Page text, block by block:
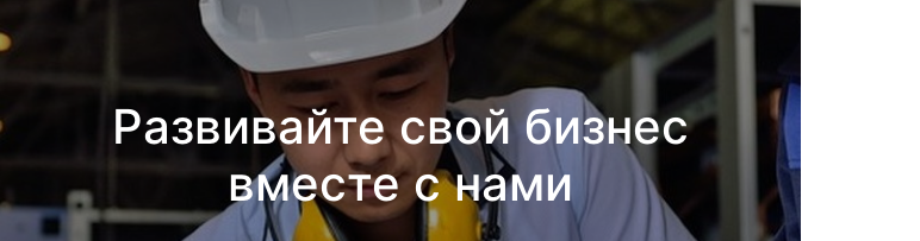
Развивайте свой бизнес
вместе с нами